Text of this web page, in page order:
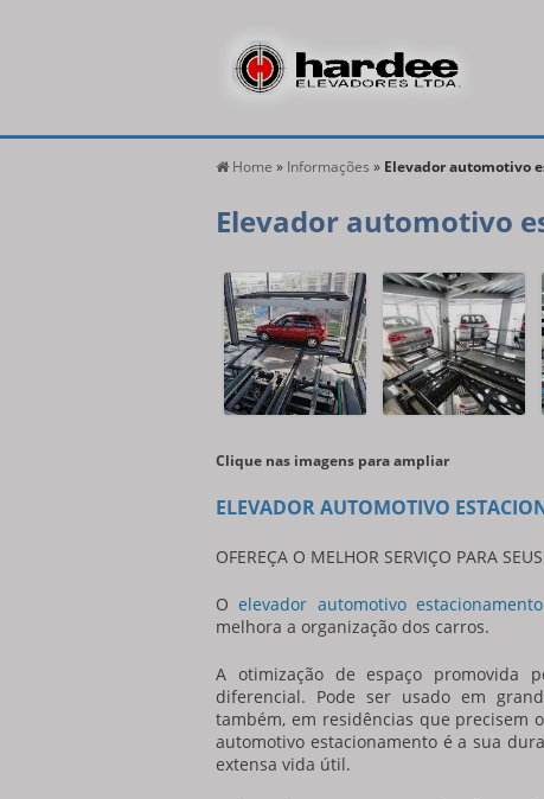
Home » Informações » Elevador automotivo
Elevador automotivo
Clique nas imagens para ampliar
ELEVADOR AUTOMOTIVO
OFEREÇA O MELHOR SERVIÇO PARA
Oelevador automotivo estacionamento
melhora a organização dos carros.
A otimização de espaço promovida
diferencial. Pode ser usado em
também, em residências que precisem
automotivo estacionamentoé a sua
extensa vida útil.